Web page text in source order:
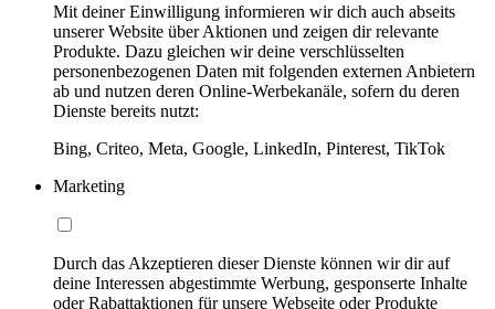
Mit deiner Einwilligung informieren wir dich auch abseits
unserer Website über Aktionen und zeigen dir relevante
Produkte. Dazu gleichen wir deine verschlüsselten
personenbezogenen Daten mit folgenden externen Anbietern
ab und nutzen deren Online-Werbekanäle, sofern du deren
Dienste bereits nutzt:
Bing, Criteo, Meta, Google, LinkedIn, Pinterest, TikTok
Marketing
Durch das Akzeptieren dieser Dienste können wir dir auf
deine Interessen abgestimmte Werbung, gesponserte Inhalte
oder Rabattaktionen für unsere Webseite oder Produkte